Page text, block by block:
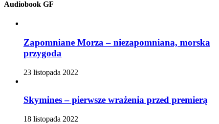
Audiobook GF
Zapomniane Morza – niezapomniana, morska
przygoda
23 listopada 2022
Skymines – pierwsze wrażenia przed premierą
18 listopada 2022